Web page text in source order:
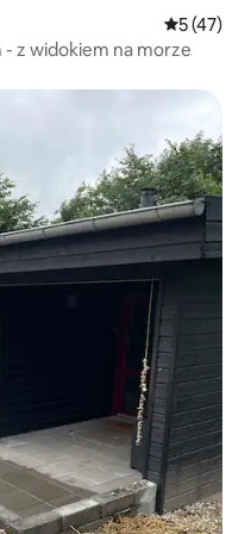
Średnia
5 (47)
z widokiem na morze